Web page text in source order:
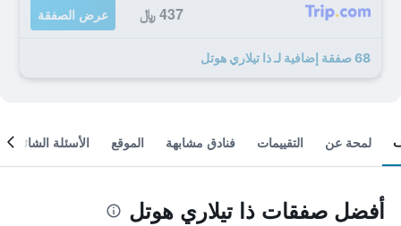
437 ﷼ عرض الصفقة
68 صفقة إضافية لـ ذا تيلاري هوتل
لمحة عن التقييمات فنادق مشابهة الموقع الأسئلة الشائعة
أفضل صفقات ذا تيلاري هوتل